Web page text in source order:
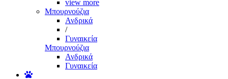
view more
Μπουρνούζια
Ανδρικά
/
Γυναικεία
Μπουρνούζια
Ανδρικά
Γυναικεία